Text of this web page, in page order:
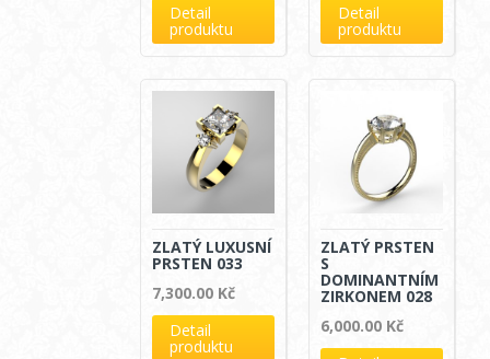
Detail
produktu
Detail
produktu
ZLATÝ LUXUSNÍ
PRSTEN 033
7,300.00 Kč
Detail
produktu
ZLATÝ PRSTEN
S
DOMINANTNÍM
ZIRKONEM 028
6,000.00 Kč